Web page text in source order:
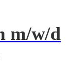
m/w/d